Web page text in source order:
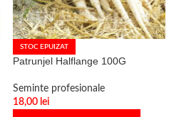
STOC EPUIZAT
Patrunjel Halflange 100G
Seminte profesionale
18,00 lei